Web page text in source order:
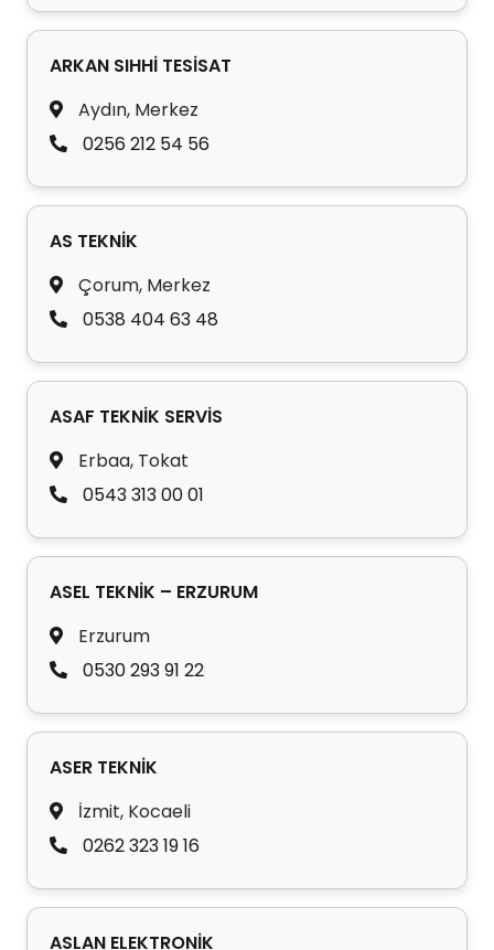
ARKAN SIHHİ TESİSAT
Aydın, Merkez
0256 212 54 56
AS TEKNİK
Çorum, Merkez
0538 404 63 48
ASAF TEKNİK SERVİS
Erbaa, Tokat
0543 313 00 01
ASEL TEKNİK – ERZURUM
Erzurum
0530 293 91 22
ASER TEKNİK
İzmit, Kocaeli
0262 323 19 16
ASLAN ELEKTRONİK